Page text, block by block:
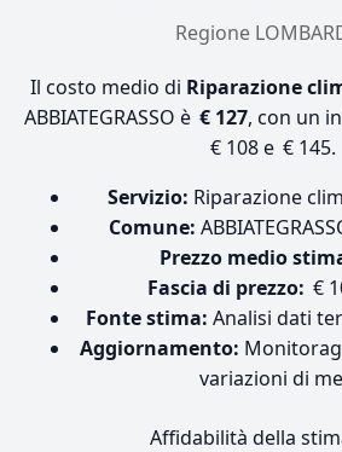
Regione
Il costo medio di Riparazione
ABBIATEGRASSO è € 127, con un
€ 108 e € 145.
Servizio: Riparazione
Comune:
Prezzo medio
Fascia di prezzo: €
Fonte stima: Analisi dati
Aggiornamento:
variazioni di
Affidabilità della